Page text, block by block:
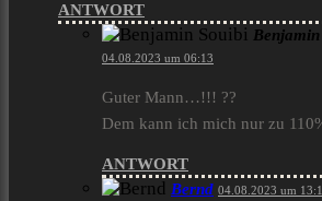
ANTWORT
04.08.2023 um 06:13
Guter Mann…!!! ??
Dem kann ich mich nur zu
ANTWORT
Bernd 04.08.2023 um